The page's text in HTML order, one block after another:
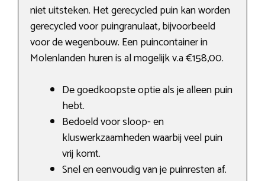
niet uitsteken. Het gerecycled puin kan worden
gerecycled voor puingranulaat, bijvoorbeeld
voor de wegenbouw. Een puincontainer in
Molenlanden huren is al mogelijk v.a €158,00.
De goedkoopste optie als je alleen puin
hebt.
Bedoeld voor sloop- en
kluswerkzaamheden waarbij veel puin
vrij komt.
Snel en eenvoudig van je puinresten af.